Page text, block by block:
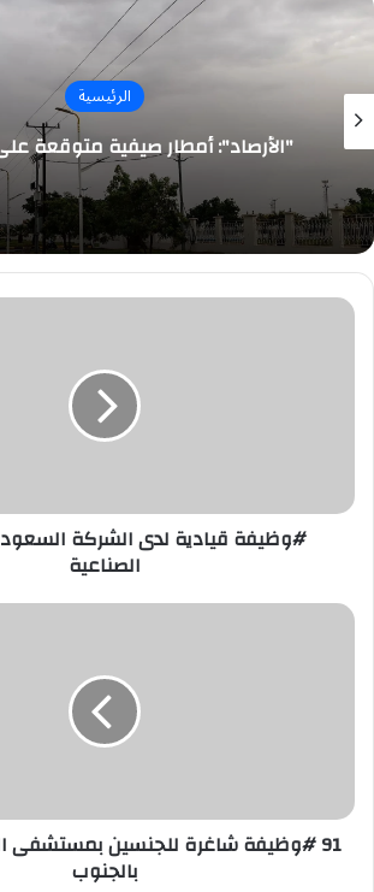
الرئيسية
"الأرصاد": أمطار صيفية متوقعة على 7
#وظيفة
#وظيفة قيادية لدى الشركة
الصناعية
91
91 #وظيفة شاغرة للجنسين بمستشفى
بالجنوب